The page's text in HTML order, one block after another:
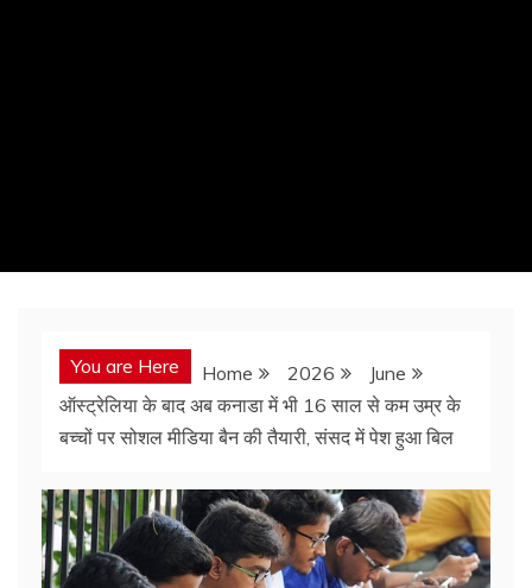
You are Here Home 2026
June
ऑस्ट्रेलिया के बाद अब कनाडा में भी 16 साल से कम उम्र के
बच्चों पर सोशल मीडिया बैन की तैयारी, संसद में पेश हुआ बिल